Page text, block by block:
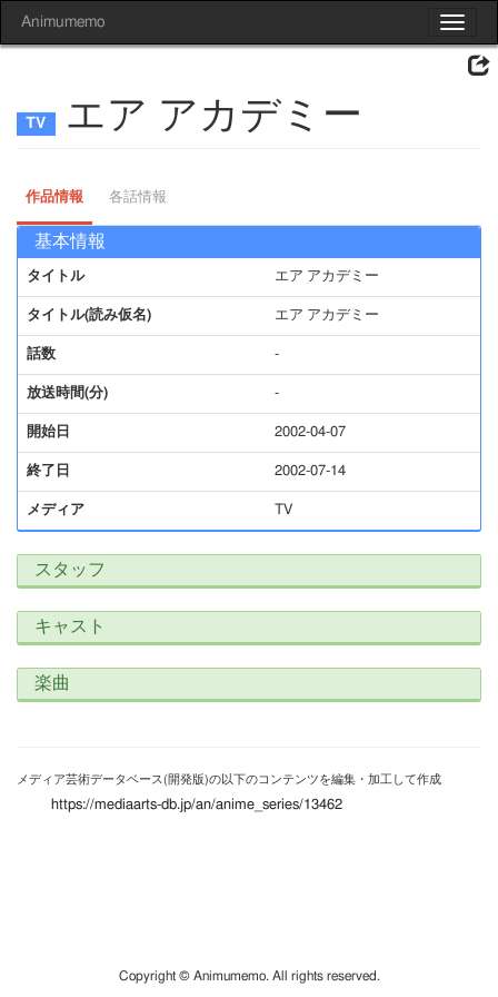
Toggle
Animumemo
エア アカデミー
作品情報 各話情報
基本情報
タイトル エア アカデミー
タイトル(読み仮名) エア アカデミー
話数 -
放送時間(分) -
開始日 2002-04-07
終了日 2002-07-14
メディア TV
スタッフ
キャスト
楽曲
メディア芸術データベース(開発版)の以下のコンテンツを編集・加工して作成
https://mediaarts-db.jp/an/anime_series/13462
Copyright © Animumemo. All rights reserved.